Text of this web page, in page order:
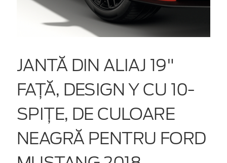
JANTĂ DIN ALIAJ 19"
FAŢĂ, DESIGN Y CU 10-
SPIŢE, DE CULOARE
NEAGRĂ PENTRU FORD